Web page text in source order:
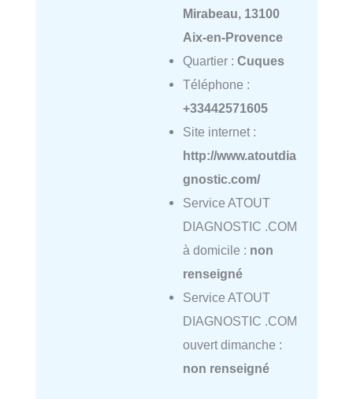
Mirabeau, 13100
Aix-en-Provence
Quartier : Cuques
Téléphone :
+33442571605
Site internet :
http://www.atoutdia
gnostic.com/
Service ATOUT
DIAGNOSTIC .COM
à domicile : non
renseigné
Service ATOUT
DIAGNOSTIC .COM
ouvert dimanche :
non renseigné